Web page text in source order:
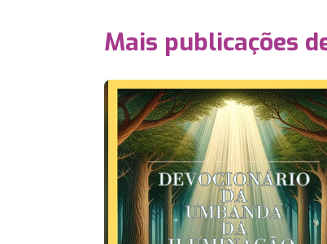
Mais publicações